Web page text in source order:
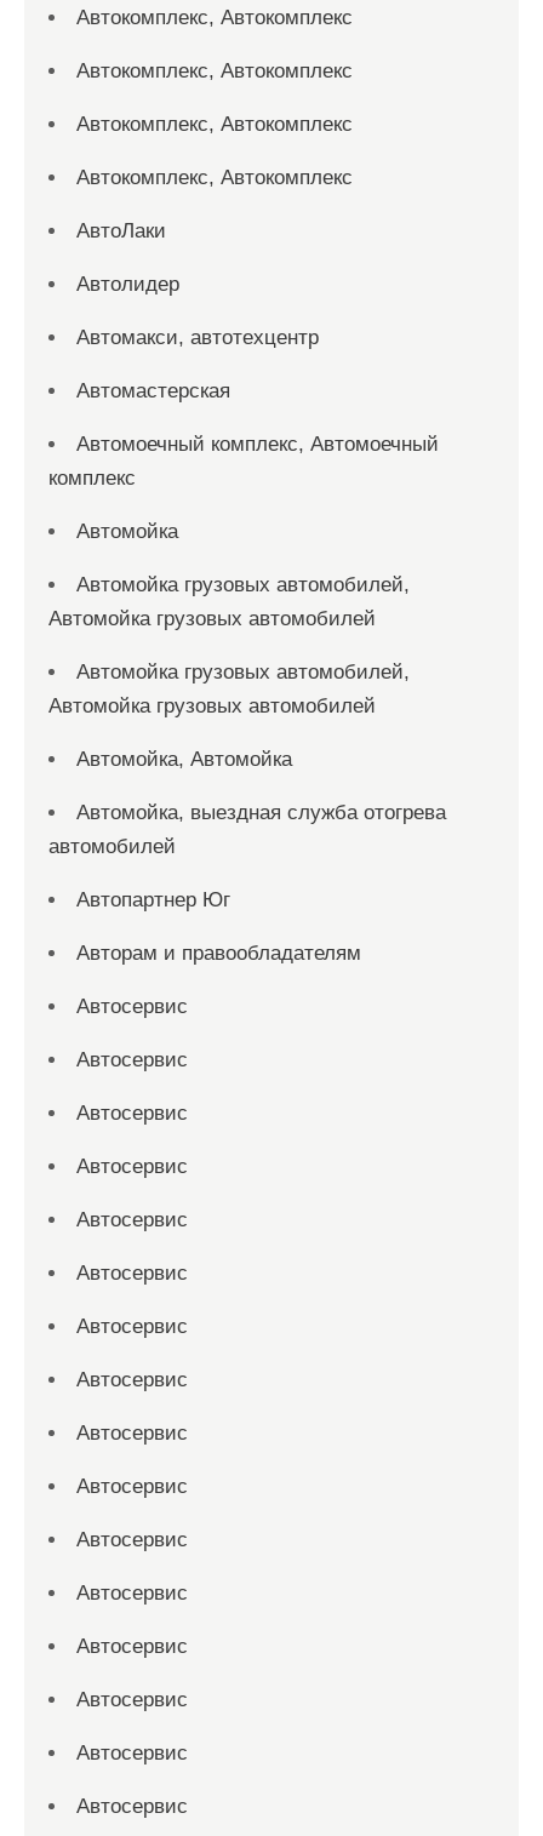
Автокомплекс, Автокомплекс
Автокомплекс, Автокомплекс
Автокомплекс, Автокомплекс
Автокомплекс, Автокомплекс
АвтоЛаки
Автолидер
Автомакси, автотехцентр
Автомастерская
Автомоечный комплекс, Автомоечный
комплекс
Автомойка
Автомойка грузовых автомобилей,
Автомойка грузовых автомобилей
Автомойка грузовых автомобилей,
Автомойка грузовых автомобилей
Автомойка, Автомойка
Автомойка, выездная служба отогрева
автомобилей
Автопартнер Юг
Авторам и правообладателям
Автосервис
Автосервис
Автосервис
Автосервис
Автосервис
Автосервис
Автосервис
Автосервис
Автосервис
Автосервис
Автосервис
Автосервис
Автосервис
Автосервис
Автосервис
Автосервис